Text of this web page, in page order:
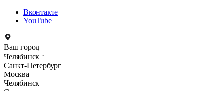
Вконтакте
YouTube
Ваш город
Челябинск
Санкт-Петербург
Москва
Челябинск